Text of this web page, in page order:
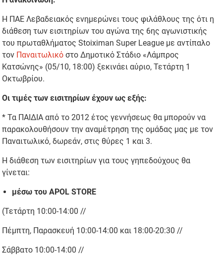
Η ΠΑΕ Λεβαδειακός ενημερώνει τους φιλάθλους της ότι η
διάθεση των εισιτηρίων του αγώνα της 6ης αγωνιστικής
του πρωταθλήματος Stoiximan Super League με αντίπαλο
τον Παναιτωλικό στο Δημοτικό Στάδιο «Λάμπρος
Κατσώνης» (05/10, 18:00) ξεκινάει αύριο, Τετάρτη 1
Οκτωβρίου.
Οι τιμές των εισιτηρίων έχουν ως εξής:
* Τα ΠΑΙΔΙΑ από το 2012 έτος γεννήσεως θα μπορούν να
παρακολουθήσουν την αναμέτρηση της ομάδας μας με τον
Παναιτωλικό, δωρεάν, στις θύρες 1 και 3.
Η διάθεση των εισιτηρίων για τους γηπεδούχους θα
γίνεται:
μέσω του APOL STORE
(Τετάρτη 10:00-14:00 //
Πέμπτη, Παρασκευή 10:00-14:00 και 18:00-20:30 //
Σάββατο 10:00-14:00 //